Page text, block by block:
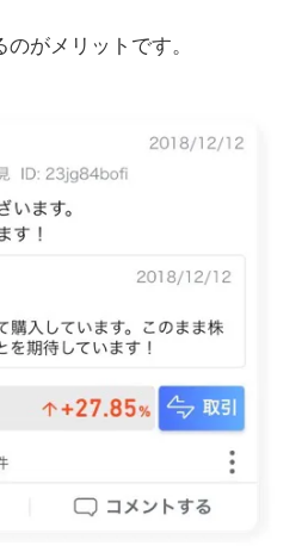
がメリットです。